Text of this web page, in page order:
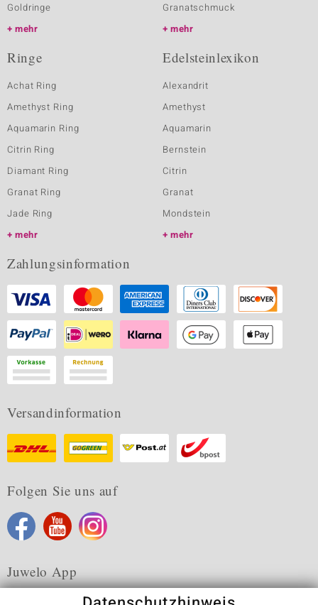
Goldringe
mehr
Granatschmuck
mehr
Ringe
Achat Ring
Amethyst Ring
Aquamarin Ring
Citrin Ring
Diamant Ring
Granat Ring
Jade Ring
mehr
Edelsteinlexikon
Alexandrit
Amethyst
Aquamarin
Bernstein
Citrin
Granat
Mondstein
mehr
Zahlungsinformation
Versandinformation
Folgen Sie uns auf
Juwelo App